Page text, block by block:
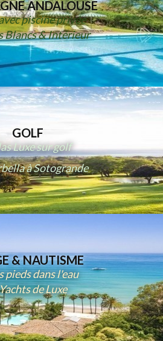
ANDALOUSE
piscine privée
Blancs & Intérieur
GOLF
Luxe sur golf
à Sotogrande
& NAUTISME
pieds dans l'eau
de Luxe